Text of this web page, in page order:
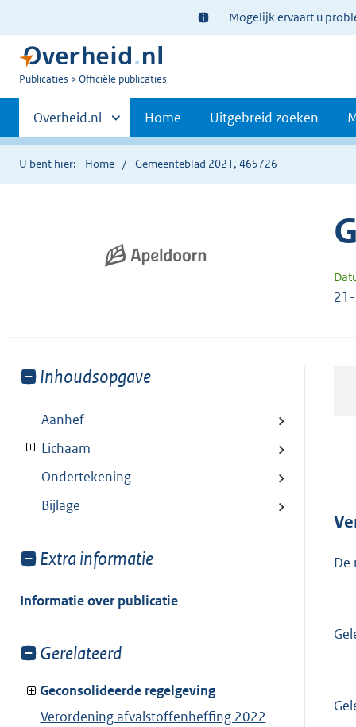
Ter
informatie:
Mogelijk ervaart u
U
Publicaties Officiële publicaties
Primaire
navigatie
Andere
sites
binnen
Overheid.nl Home Uitgebreid zoeken
U bent hier: Home Gemeenteblad 2021, 465726
Toon
van:
Inhoudsopgave
Aanhef
Lichaam
Ondertekening
Bijlage
Toon
van:
Extra informatie
Informatie over publicatie
Toon
van:
Gerelateerd
Geconsolideerde regelgeving
Verordening afvalstoffenheffing 2022
De